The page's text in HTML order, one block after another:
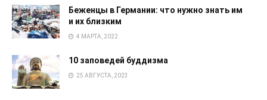
Беженцы в Германии: что нужно знать им
и их близким
4 МАРТА, 2022
10 заповедей буддизма
25 АВГУСТА, 2023